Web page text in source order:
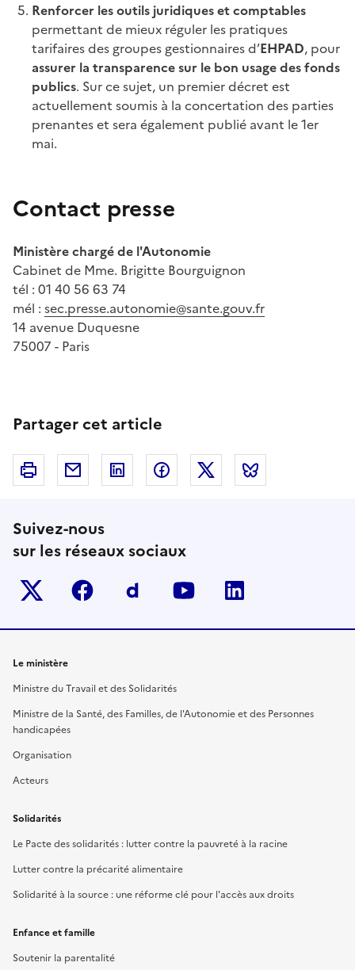
Renforcer les outils juridiques et comptables
permettant de mieux réguler les pratiques
tarifaires des groupes gestionnaires d’EHPAD, pour
assurer la transparence sur le bon usage des fonds
publics. Sur ce sujet, un premier décret est
actuellement soumis à la concertation des parties
prenantes et sera également publié avant le 1er
mai.
Contact presse
Ministère chargé de l'Autonomie
Cabinet de Mme. Brigitte Bourguignon
tél : 01 40 56 63 74
mél : sec.presse.autonomie@sante.gouv.fr
14 avenue Duquesne
75007 - Paris
Partager cet article
Imprimer Courriel Linkedin FacebookTwitter
Suivez-nous
sur les réseaux sociaux
Twitter-x facebook Dailymotion
youtube
Le ministère
Ministre du Travail et des Solidarités
Ministre de la Santé, des Familles, de l'Autonomie et des Personnes
handicapées
Organisation
Acteurs
Solidarités
Le Pacte des solidarités : lutter contre la pauvreté à la racine
Lutter contre la précarité alimentaire
Solidarité à la source : une réforme clé pour l'accès aux droits
Enfance et famille
Soutenir la parentalité